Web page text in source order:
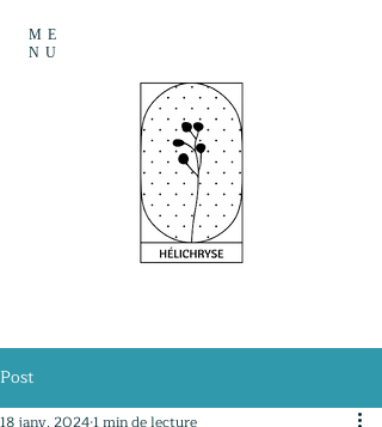
ME
NU
Post
18 janv. 20241 min de lecture